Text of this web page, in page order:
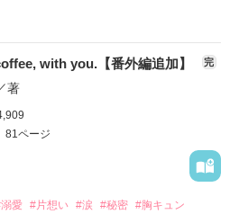
のside storyで、『そばにいて　～
莉緒は、誰もが恋心を寄せる美人
かの初恋で。
をしたことがない。
、初めての気持ちに戸惑い暴走し
with you.【番外編追加】 完
著
81ページ
愛 #片想い #涙 #秘密 #胸キュン